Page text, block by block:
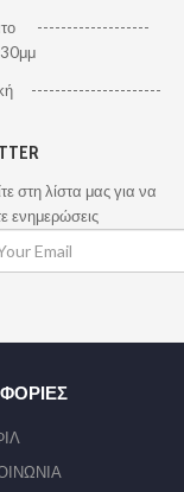
-------------------
----------------------
στη λίστα μας για να
ενημερώσεις